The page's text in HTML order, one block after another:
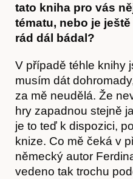
tato kniha pro vás
tématu, nebo je
rád dál bádal?
V případě téhle knihy
musím dát
za mě neudělá. Že
hry zapadnou stejně
je to teď k dispozici,
knize. Co mě čeká v
německý autor
vedeno tak trochu